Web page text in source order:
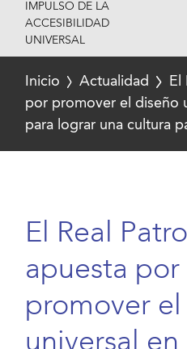
IMPULSO DE LA
ACCESIBILIDAD
UNIVERSAL
Inicio Actualidad
El
por promover el diseño
para lograr una cultura
El Real
apuesta por
promover